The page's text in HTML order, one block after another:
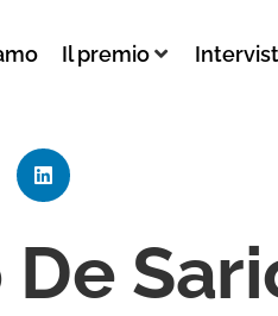
Il premio